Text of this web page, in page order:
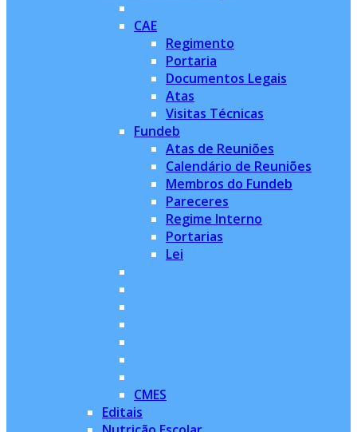
CAE
Regimento
Portaria
Documentos Legais
Atas
Visitas Técnicas
Fundeb
Atas de Reuniões
Calendário de Reuniões
Membros do Fundeb
Pareceres
Regime Interno
Portarias
Lei
CMES
Editais